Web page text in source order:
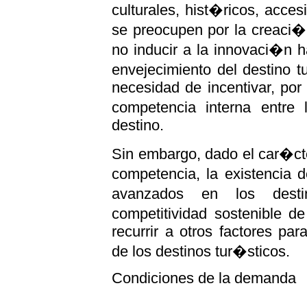
culturales, hist�ricos,
se preocupen por la
no inducir a la innovaci�n
envejecimiento del destino
necesidad de incentivar,
competencia interna
destino.
Sin embargo, dado el
competencia, la existencia
avanzados en los
competitividad sostenible
recurrir a otros factores
de los destinos tur�sticos.
Condiciones de la demanda